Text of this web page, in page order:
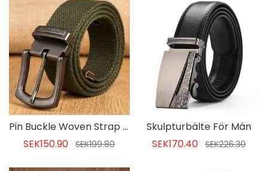
Pin Buckle Woven Strap Men's Belt
SEK150.90
SEK199.80
Skulpturbälte För Män
SEK170.40 SEK226.30